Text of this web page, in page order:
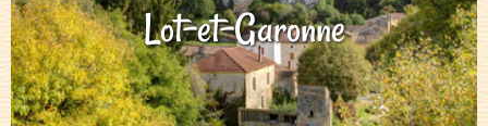
Lot-et-Garonne